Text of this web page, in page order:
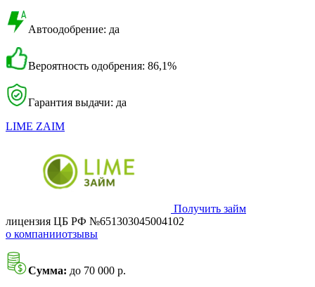
Автоодобрение: да
Вероятность одобрения: 86,1%
Гарантия выдачи: да
LIME ZAIM
Получить займ
лицензия ЦБ РФ №651303045004102
о компанииотзывы
Сумма: до 70 000 р.